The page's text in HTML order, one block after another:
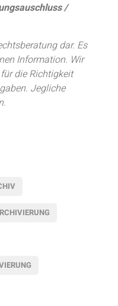
/
dar. Es
Information. Wir
die Richtigkeit
Jegliche